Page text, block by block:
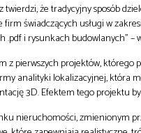
twierdzi, że tradycyjny sposób
firm świadczących usługi w
.pdf i rysunkach budowlanych” –
z pierwszych projektów, którego
analityki lokalizacyjnej, która
3D. Efektem tego projektu
nieruchomości, zmienionym